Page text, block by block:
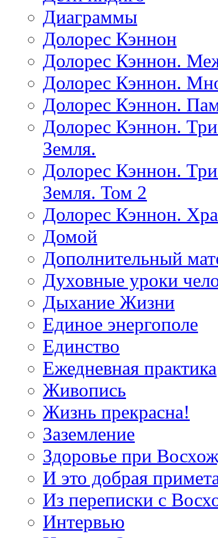
Диаграммы
Долорес Кэннон
Долорес Кэннон.
Долорес Кэннон.
Долорес Кэннон.
Долорес Кэннон.
Земля.
Долорес Кэннон.
Земля. Том 2
Долорес Кэннон.
Домой
Дополнительный
Духовные уроки
Дыхание Жизни
Единое энергополе
Единство
Ежедневная практика
Живопись
Жизнь прекрасна!
Заземление
Здоровье при
И это добрая
Из переписки с
Интервью